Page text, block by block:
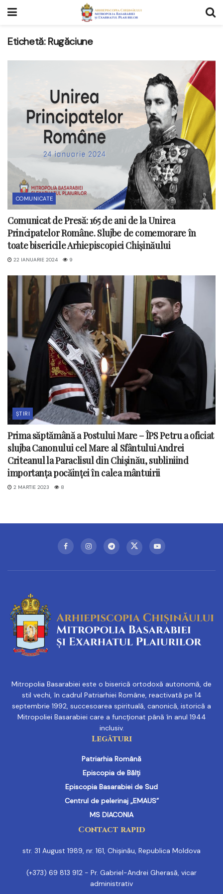
Etichetă:Rugăciune
COMUNICATE
Comunicat de Presă: 165 de ani de la Unirea
Principatelor Române. Slujbe de comemorare în
toate bisericile Arhiepiscopiei Chișinăului
22 IANUARIE 2024 9
ȘTIRI
Prima săptămână a Postului Mare – ÎPS Petru a oficiat
slujba Canonului cel Mare al Sfântului Andrei
Criteanul la Paraclisul din Chișinău, subliniind
importanța pocăinței în calea mântuirii
2 MARTIE 2023 8
Mitropolia Basarabiei este o biserică ortodoxă autonomă, de
stil vechi, în cadrul Patriarhiei Române, reactivată pe 14
septembrie 1992, succesoarea spirituală, canonică, istorică a
Mitropoliei Basarabiei care a funcționat până în anul 1944
inclusiv.
Legături
Patriarhia Română
Episcopia de Bălți
Episcopia Basarabiei de Sud
Centrul de pelerinaj „EMAUS”
MS DIACONIA
Contact rapid
str. 31 August 1989, nr. 161, Chișinău, Republica Moldova
(+373) 69 813 912 - Pr. Gabriel-Andrei Gherasă, vicar
administrativ